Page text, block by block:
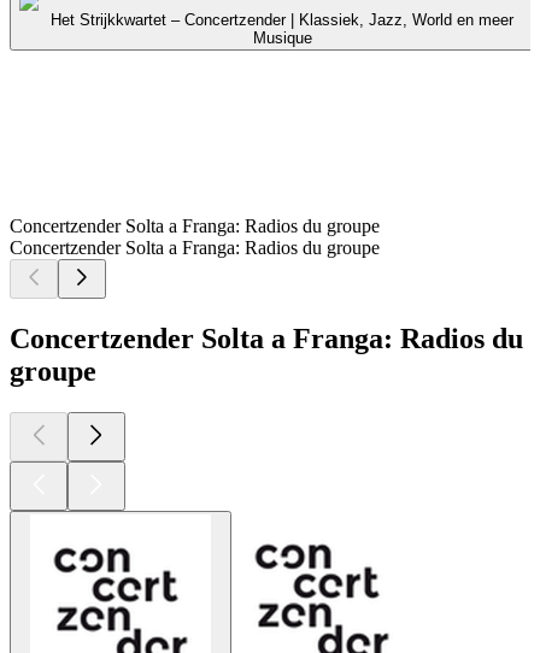
Het Strijkkwartet – Concertzender | Klassiek, Jazz, World en meer
Musique
Concertzender Solta a Franga: Radios du groupe
Concertzender Solta a Franga: Radios du groupe
Concertzender Solta a Franga: Radios du
groupe